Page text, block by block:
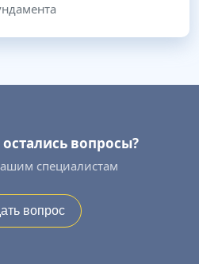
вопросы?
специалистам
вопрос